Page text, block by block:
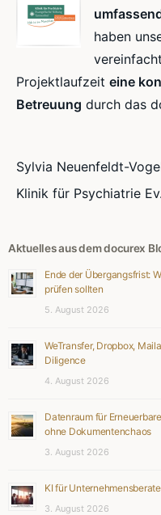
haben
Projektlaufzeit eine
Betreuung durch das
Sylvia Neuenfeldt-
Klinik für Psychiatrie
Aktuelles aus dem docurex
Ende der Übergangsfrist:
prüfen sollten
5. August 2026
WeTransfer, Dropbox,
Diligence
4. August 2026
Datenraum für
ohne Dokumentenchaos
3. August 2026
KI für
3. August 2026